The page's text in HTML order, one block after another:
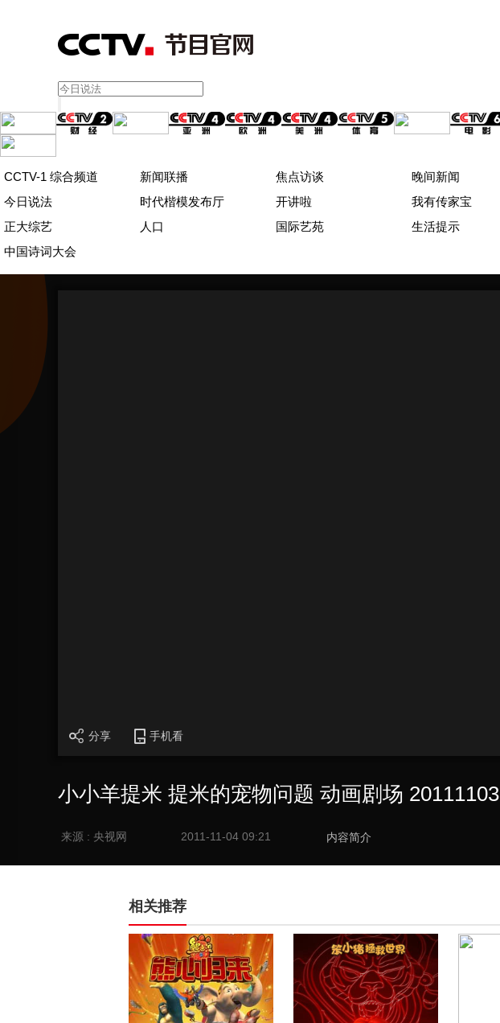
CCTV-1 综合频道 新闻联播 焦点访谈 晚间新闻
今日说法
时代楷模发布厅 开讲啦 我有传家宝
正大综艺
人口 国际艺苑 生活提示
中国诗词大会
分享 手机看
小小羊提米 提米的宠物问题 动画剧场 20111103
来源 : 央视网 2011-11-04 09:21 内容简介
相关推荐